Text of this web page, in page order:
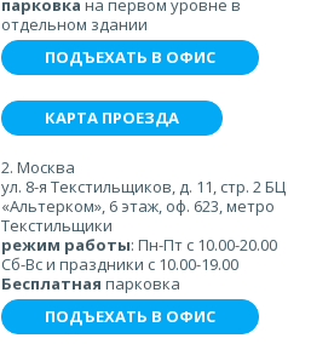
парковка на первом уровне в
отдельном здании
ПОДЪЕХАТЬ В ОФИС
КАРТА ПРОЕЗДА
2. Москва
ул. 8-я Текстильщиков, д. 11, стр. 2 БЦ
«Альтерком», 6 этаж, оф. 623, метро
Текстильщики
режим работы: Пн-Пт с 10.00-20.00
Сб-Вс и праздники с 10.00-19.00
Бесплатная парковка
ПОДЪЕХАТЬ В ОФИС